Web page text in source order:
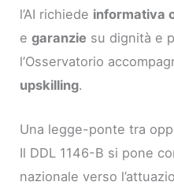
l’AI richiede informativa
egaranzie su dignità e
l’Osservatorio
upskilling.
Una legge-ponte tra
Il DDL 1146-B si pone
nazionale verso